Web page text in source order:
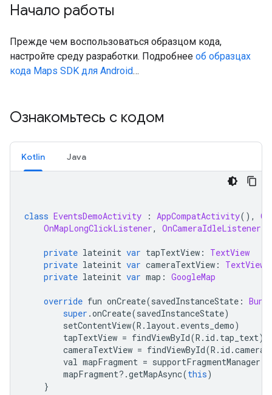
Начало работы
Прежде чем воспользоваться образцом кода,
настройте среду разработки. Подробнее об образцах
кода Maps SDK для Android…
Ознакомьтесь с кодом
Kotlin Java
class EventsDemoActivity : AppCompatActivity(),
OnMapLongClickListener, OnCameraIdleListener
private lateinit var tapTextView :
TextView
private lateinit var cameraTextView :
TextView
private lateinit var map : GoogleMap
override fun onCreate(savedInstanceState :
super .onCreate(savedInstanceState)
setContentView(R . layout. events_demo)
tapTextView = findViewById(R . id . tap_text)
cameraTextView = findViewById(R . id .
val mapFragment = supportFragmentManager
mapFragment?.getMapAsync(this)
}